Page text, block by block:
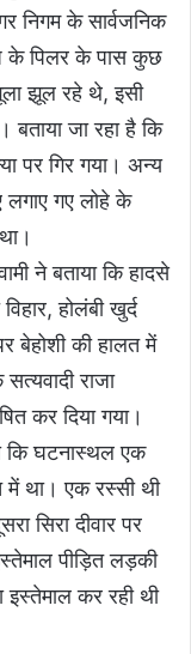
निगम के सार्वजनिक
के पिलर के पास कुछ
झूल रहे थे, इसी
बताया जा रहा है कि
पर गिर गया। अन्य
गए लोहे के
ने बताया कि हादसे
होलंबी खुर्द
बेहोशी की हालत में
राजा
कर दिया गया।
कि घटनास्थल एक
में था। एक रस्सी थी
सिरा दीवार पर
पीड़ित लड़की
कर रही थी